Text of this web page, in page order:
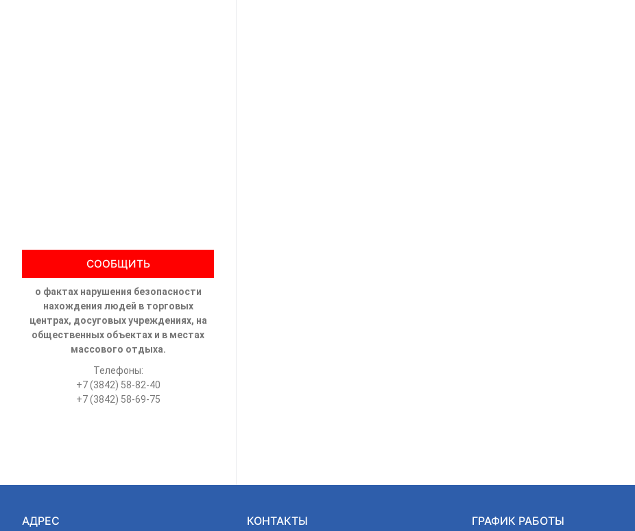
СООБЩИТЬ
о фактах нарушения безопасности
нахождения людей в торговых
центрах, досуговых учреждениях, на
общественных объектах и в местах
массового отдыха.
Телефоны:
+7 (3842) 58-82-40
+7 (3842) 58-69-75
АДРЕС КОНТАКТЫ ГРАФИК РАБОТЫ